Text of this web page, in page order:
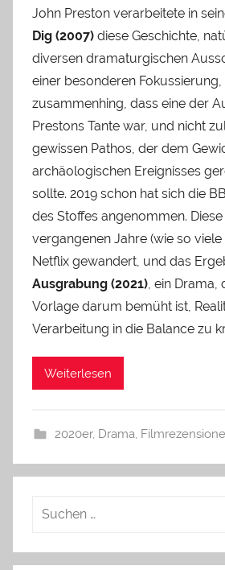
John Preston verarbeitete in
Dig (2007) diese Geschichte,
diversen dramaturgischen
einer besonderen
zusammenhing, dass eine der
Prestons Tante war, und nicht
gewissen Pathos, der dem
archäologischen Ereignisses
sollte. 2019 schon hat sich die
des Stoffes angenommen.
vergangenen Jahre (wie so
Netflix gewandert, und das
Ausgrabung (2021), ein Drama,
Vorlage darum bemüht ist,
Verarbeitung in die Balance zu
Weiterlesen
2020er, Drama,